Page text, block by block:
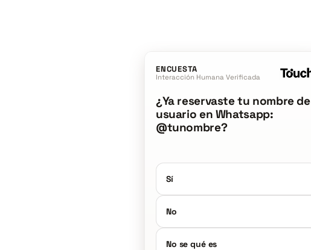
ENCUESTA
Interacción Humana Verificada
¿Ya reservaste tu nombre de
usuario en Whatsapp:
@tunombre?
Sí
No
No se qué es